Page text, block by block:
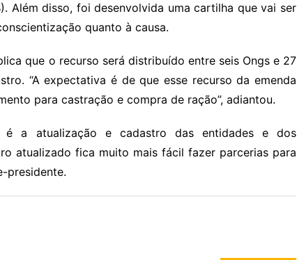
Além disso, foi desenvolvida uma cartilha que vai ser
quanto à causa.
que o recurso será distribuído entre seis Ongs e 27
“A expectativa é de que esse recurso da emenda
para castração e compra de ração”, adiantou.
é a atualização e cadastro das entidades e dos
atualizado fica muito mais fácil fazer parcerias para
presidente.